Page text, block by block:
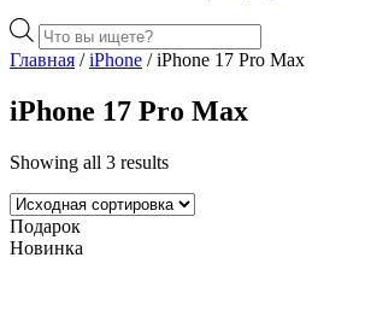
Поиск
товаров
Главная /iPhone / iPhone 17 Pro Max
iPhone 17 Pro Max
Showing all 3 results
Подарок
Новинка